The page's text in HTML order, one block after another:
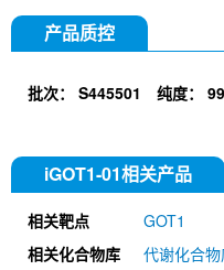
产品质控
批次： S445501 纯度：
iGOT1-01相关产品
相关靶点
GOT1
相关化合物库
代谢化合